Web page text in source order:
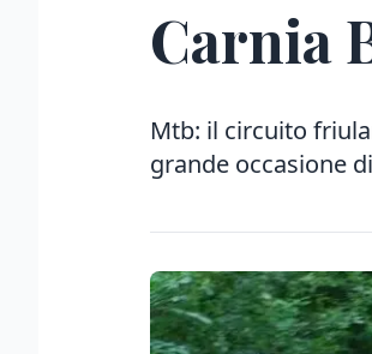
Carnia
Mtb: il circuito
grande occasione